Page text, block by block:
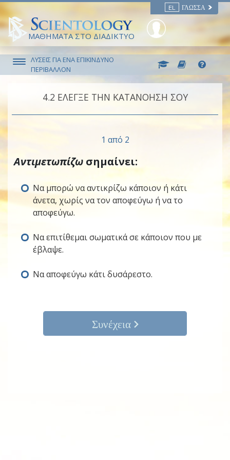
EL ΓΛΏΣΣΑ
ΜΑΘΗΜΑΤΑ ΣΤΟ ΔΙΑΔΙΚΤΥΟ
ΛΥΣΕΙΣ ΓΙΑ ΕΝΑ ΕΠΙΚΙΝΔΥΝΟ
ΠΕΡΙΒΑΛΛΟΝ
4.‎2 ΕΛΕΓΞΕ ΤΗΝ ΚΑΤΑΝΟΗΣΗ ΣΟΥ
1 από 2
Αντιμετωπίζω σημαίνει:
Να μπορώ να αντικρίζω κάποιον ή κάτι
άνετα, χωρίς να τον αποφεύγω ή να το
αποφεύγω.
Να επιτίθεμαι σωματικά σε κάποιον που με
έβλαψε.
Να αποφεύγω κάτι δυσάρεστο.
Συνέχεια